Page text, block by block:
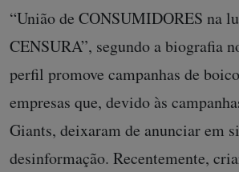
“União de CONSUMIDORES na
CENSURA”, segundo a biografia
perfil promove campanhas de
empresas que, devido às
Giants, deixaram de anunciar em
desinformação. Recentemente,